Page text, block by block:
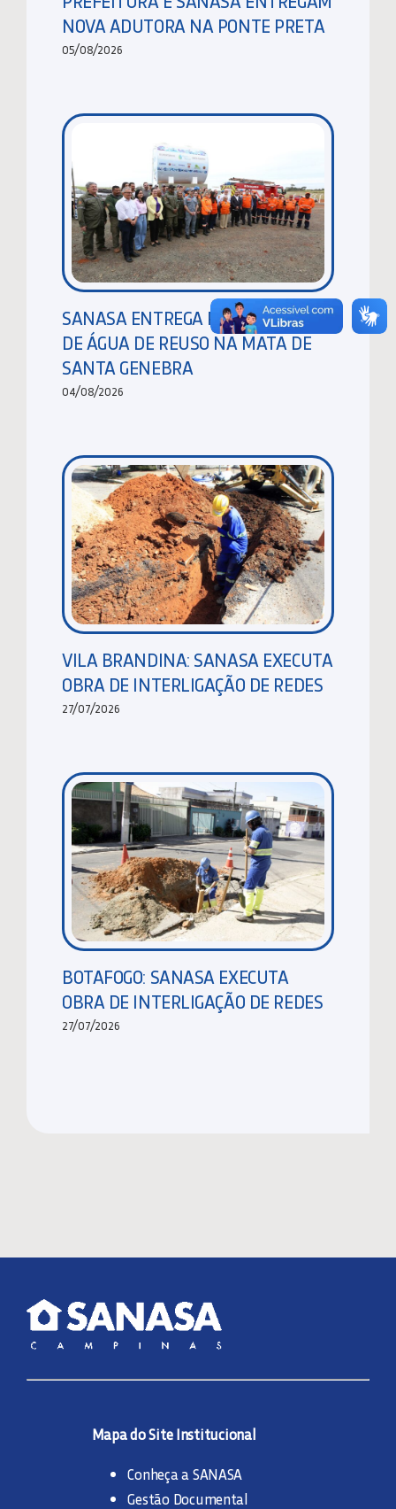
NOVA ADUTORA NA PONTE PRETA
05/08/2026
SANASA ENTREGA RESERVATÓRIO
DE ÁGUA DE REUSO NA MATA DE
SANTA GENEBRA
04/08/2026
VILA BRANDINA: SANASA EXECUTA
OBRA DE INTERLIGAÇÃO DE REDES
27/07/2026
BOTAFOGO: SANASA EXECUTA
OBRA DE INTERLIGAÇÃO DE REDES
27/07/2026
Mapa do Site Institucional
Conheça a SANASA
Gestão Documental